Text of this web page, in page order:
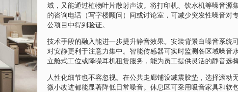
域，又能通过植物叶片散射声波。将打印机、饮水机等噪音源
的咨询电话（写字楼顾问）间或讨论室，可减少突发性噪音对
公项目中得到验证。
技术手段的融入能进一步提升静音效果。安装背景白噪音系统
对安静更利于注意力集中。智能传感器可实时监测各区域噪音
立舱式工位或降噪耳机租赁服务，能为员工提供灵活的静音选择
人性化细节也不容忽视。在公共走廊铺设减震胶垫，选择滚动
微小改进都能显著降低日常噪音。休息区可采用吸音家具和软